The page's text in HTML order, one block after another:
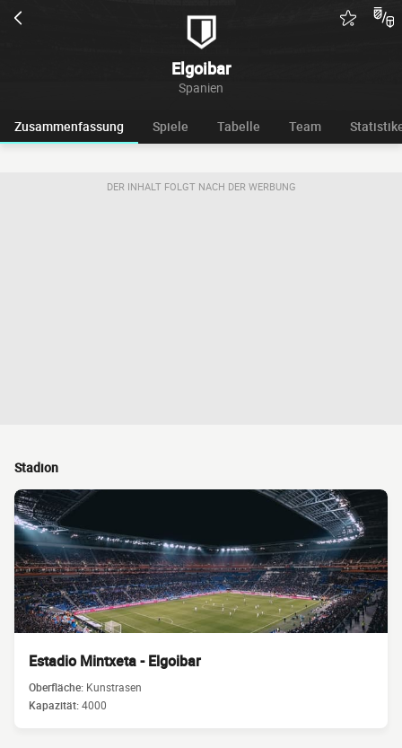
Elgoibar
Spanien
Zusammenfassung Spiele Tabelle Team
DER INHALT FOLGT NACH DER WERBUNG
Stadion
Estadio Mintxeta - Elgoibar
Oberfläche: Kunstrasen
Kapazität:4000